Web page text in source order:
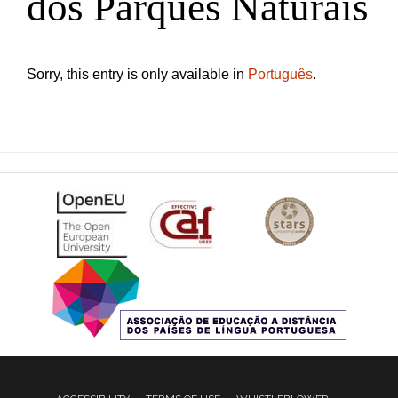
Sorry, this entry is only available in Português.